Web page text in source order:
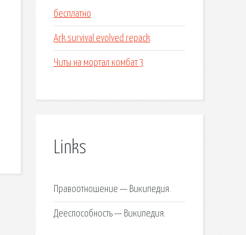
бесплатно
Ark survival evolved repack
Читы на мортал комбат 3
Links
Правоотношение — Википедия.
Дееспособность — Википедия.